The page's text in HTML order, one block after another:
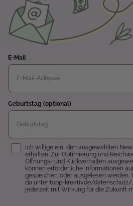
E-Mail
Geburtstag (optional)
Einwilligung
Ich willige ein, den ausgewählten
erhalten. Zur Optimierung und
Öffnungs- und Klickverhalten
können erforderliche Informationen
gespeichert oder ausgelesen werden.
du unter topp-kreativ.de/datenschutz/
jederzeit mit Wirkung für die Zukunft